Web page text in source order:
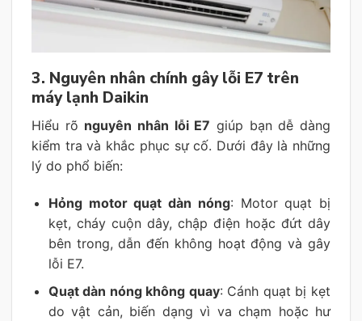
3. Nguyên nhân chính gây lỗi E7 trên
máy lạnh Daikin
Hiểu rõ nguyên nhân lỗi E7 giúp bạn dễ dàng
kiểm tra và khắc phục sự cố. Dưới đây là những
lý do phổ biến:
Hỏng motor quạt dàn nóng: Motor quạt bị
kẹt, cháy cuộn dây, chập điện hoặc đứt dây
bên trong, dẫn đến không hoạt động và gây
lỗi E7.
Quạt dàn nóng không quay: Cánh quạt bị kẹt
do vật cản, biến dạng vì va chạm hoặc hư